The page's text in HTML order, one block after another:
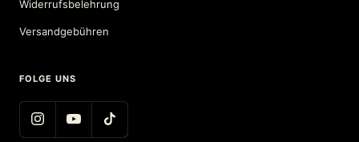
Widerrufsbelehrung
Versandgebühren
FOLGE UNS